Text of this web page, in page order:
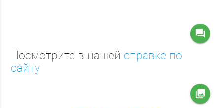
question_answer
Посмотрите в нашей справке по
сайту
collections